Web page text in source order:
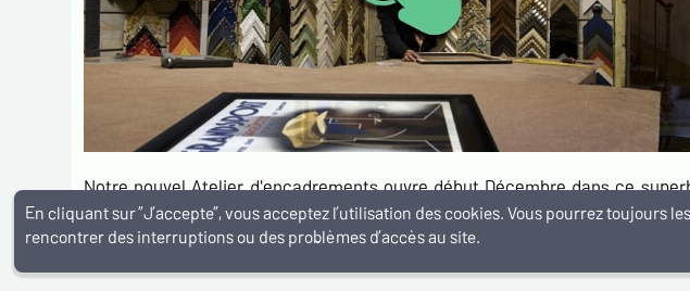
Notre nouvel Atelier d'encadrements ouvre début Décembre dans ce
Quartier du 9eme de Paris…
En cliquant sur ”J’accepte”, vous acceptez l’utilisation des cookies. Vous pourrez
rencontrer des interruptions ou des problèmes d’accès au site.